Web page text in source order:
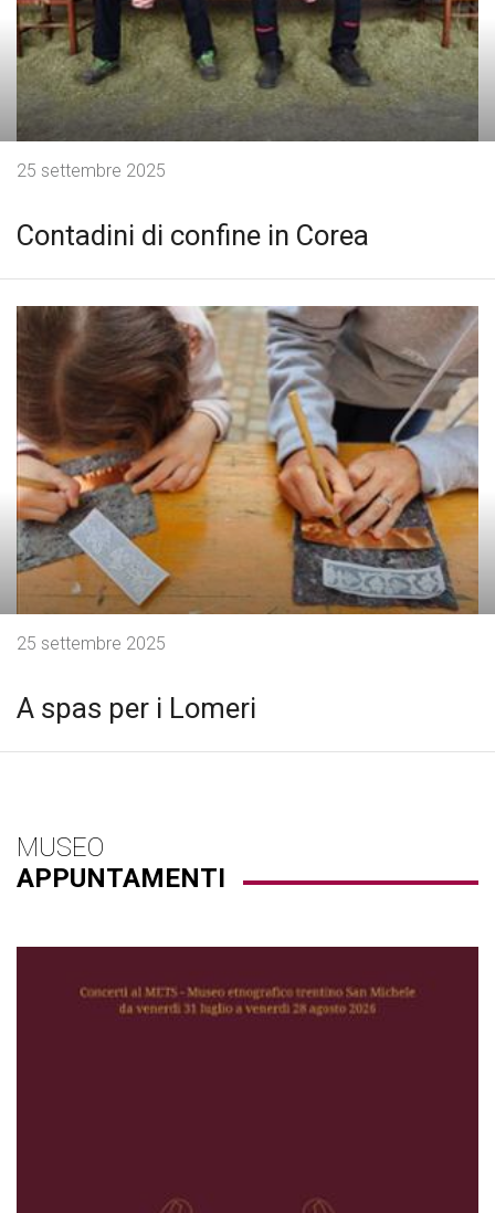
Contadini di confine in Corea
25 settembre 2025
A spas per i Lomeri
25 settembre 2025
MUSEO
APPUNTAMENTI